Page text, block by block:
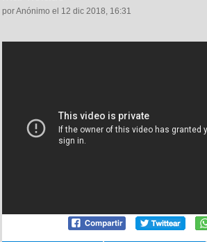
por Anónimo el 12 dic 2018, 16:31